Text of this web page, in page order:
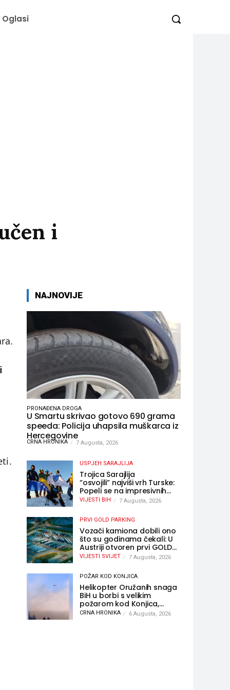
Oglasi
i
NAJNOVIJE
PRONAĐENA DROGA
U Smartu skrivao gotovo 690 grama
speeda: Policija uhapsila muškarca iz
Hercegovine
CRNA HRONIKA 7 Augusta, 2026
USPJEH SARAJLIJA
Trojica Sarajlija
“osvojili” najviši vrh Turske:
Popeli se na impresivnih
5.137 metara
VIJESTI BIH 7 Augusta, 2026
PRVI GOLD PARKING
Vozači kamiona dobili ono
što su godinama čekali: U
Austriji otvoren prvi GOLD
sigurni parking
VIJESTI SVIJET 7 Augusta, 2026
POŽAR KOD KONJICA
Helikopter Oružanih snaga
BiH u borbi s velikim
požarom kod Konjica,
sudjelovao i Air Tractor
CRNA HRONIKA 6 Augusta, 2026